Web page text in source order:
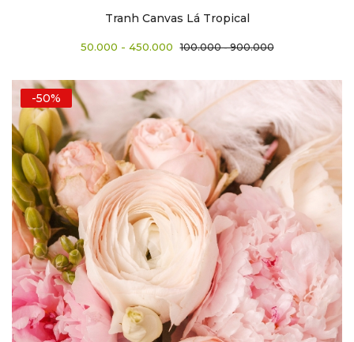
Tranh Canvas Lá Tropical
50.000 - 450.000 100.000 - 900.000
-50%